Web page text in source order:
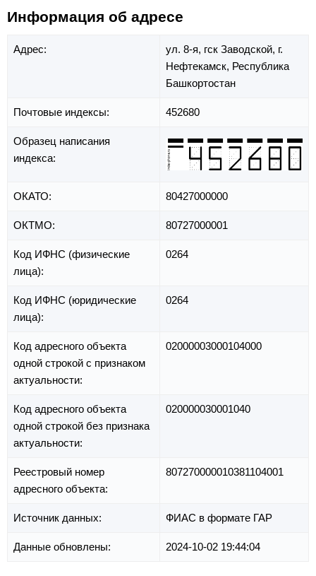
Информация об адресе
Адрес: ул. 8-я, гск Заводской, г.
Нефтекамск, Республика
Башкортостан
Почтовые индексы: 452680
Образец написания
индекса:
ОКАТО: 80427000000
ОКТМО: 80727000001
Код ИФНС (физические
лица):
0264
Код ИФНС (юридические
лица):
0264
Код адресного объекта
одной строкой с признаком
актуальности:
02000003000104000
Код адресного объекта
одной строкой без признака
актуальности:
020000030001040
Реестровый номер
адресного объекта:
807270000010381104001
Источник данных: ФИАС в формате ГАР
Данные обновлены: 2024-10-02 19:44:04